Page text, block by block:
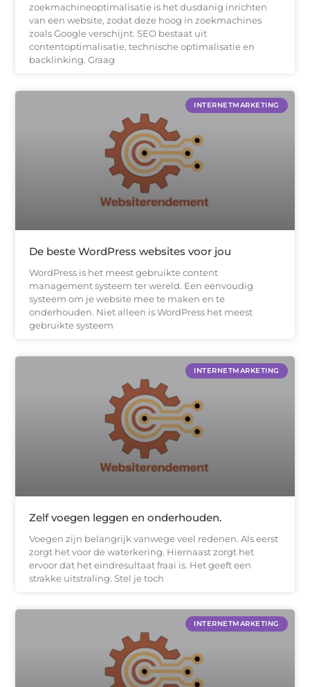
zoekmachineoptimalisatie is het dusdanig inrichten
van een website, zodat deze hoog in zoekmachines
zoals Google verschijnt. SEO bestaat uit
contentoptimalisatie, technische optimalisatie en
backlinking. Graag
INTERNETMARKETING
De beste WordPress websites voor jou
WordPress is het meest gebruikte content
management systeem ter wereld. Een eenvoudig
systeem om je website mee te maken en te
onderhouden. Niet alleen is WordPress het meest
gebruikte systeem
INTERNETMARKETING
Zelf voegen leggen en onderhouden.
Voegen zijn belangrijk vanwege veel redenen. Als eerst
zorgt het voor de waterkering. Hiernaast zorgt het
ervoor dat het eindresultaat fraai is. Het geeft een
strakke uitstraling. Stel je toch
INTERNETMARKETING